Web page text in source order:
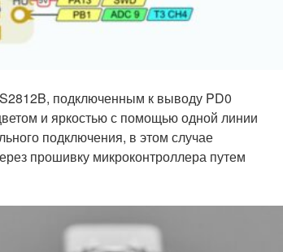
подключенным к выводу PD0
и яркостью с помощью одной линии
подключения, в этом случае
прошивку микроконтроллера путем